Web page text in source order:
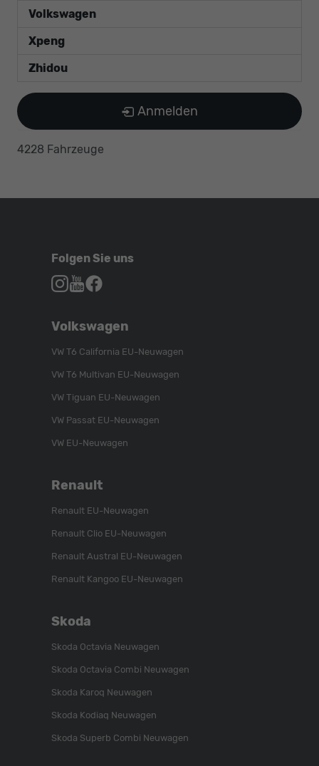
Volkswagen
Xpeng
Zhidou
Anmelden
4228 Fahrzeuge
Folgen Sie uns
Autohaus
Sie
Instagram
Autohaus
Sie
unser
Kanal
Sie
Facebook
Volkswagen
VW T6 California EU-Neuwagen
VW T6 Multivan EU-Neuwagen
VW Tiguan EU-Neuwagen
VW Passat EU-Neuwagen
VW EU-Neuwagen
Renault
Renault EU-Neuwagen
Renault Clio EU-Neuwagen
Renault Austral EU-Neuwagen
Renault Kangoo EU-Neuwagen
Skoda
Skoda Octavia Neuwagen
Skoda Octavia Combi Neuwagen
Skoda Karoq Neuwagen
Skoda Kodiaq Neuwagen
Skoda Superb Combi Neuwagen